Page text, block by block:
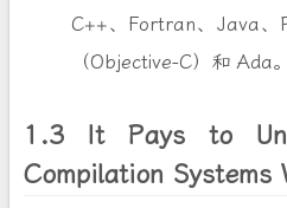
C++、Fortran、Java
（Objective-C）和 Ada。
1.3 It Pays to
Compilation Systems